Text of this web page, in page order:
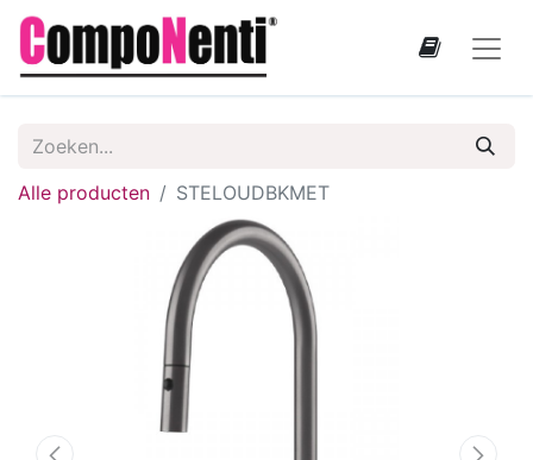
Alle producten STELOUDBKMET